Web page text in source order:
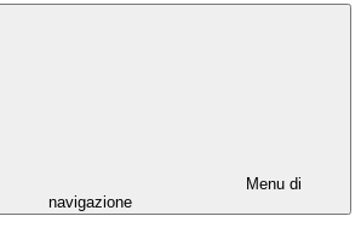
Menu di
navigazione